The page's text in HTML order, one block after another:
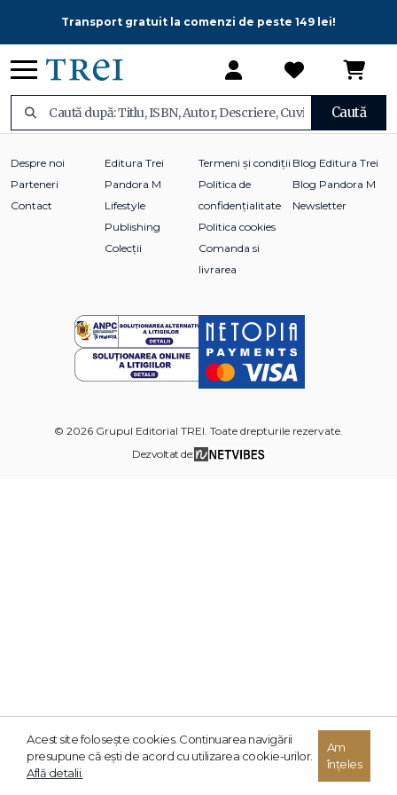
Transport gratuit la comenzi de peste 149 lei!
Caută
Despre noi
Parteneri
Contact
Editura Trei
Pandora M
Lifestyle
Publishing
Colecții
Termeni și condiții
Politica de
confidențialitate
Politica cookies
Comanda si
livrarea
Blog Editura Trei
Blog Pandora M
Newsletter
© 2026 Grupul Editorial TREI. Toate drepturile rezervate.
Dezvoltat de:
Acest site foloseşte cookies. Continuarea navigării
presupune că eşti de acord cu utilizarea cookie-urilor.
Află detalii.
Am
înțeles